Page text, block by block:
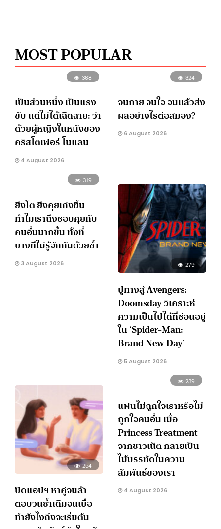
MOST POPULAR
368
เป็นส่วนหนึ่ง เป็นแรง
ขับ แต่ไม่ได้เฉิดฉาย: ว่า
ด้วยผู้หญิงในหนังของ
คริสโตเฟอร์ โนแลน
4 August 2026
324
จนกาย จนใจ จนแล้วส่ง
ผลอย่างไรต่อสมอง?
6 August 2026
319
ยิ่งโต ยิ่งคุยเก่งขึ้น
ทำไมเราถึงชอบคุยกับ
คนอื่นมากขึ้น ทั้งที่
บางทีไม่รู้จักกันด้วยซ้ำ
3 August 2026 279
ปูทางสู่ Avengers:
Doomsday วิเคราะห์
ความเป็นไปได้ที่ซ่อนอยู่
ใน ‘Spider-Man:
Brand New Day’
5 August 2026
254
ปัดแอปฯ หาคู่จนล้า
ตอบวนซ้ำเดิมจนเบื่อ
ทำยังไงถึงจะเริ่มต้น
239
แฟนไม่ถูกใจเราหรือไม่
ถูกใจคนอื่น เมื่อ
Princess Treatment
จากชาวเน็ต กลายเป็น
ไม้บรรทัดในความ
สัมพันธ์ของเรา
4 August 2026